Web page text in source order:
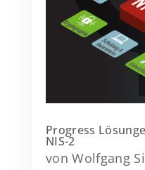
Progress
NIS-2
vonWolfgang